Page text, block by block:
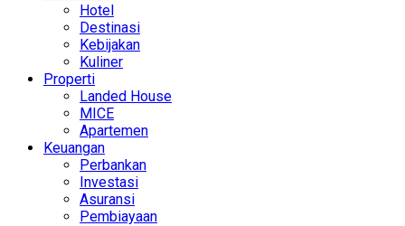
Hotel
Destinasi
Kebijakan
Kuliner
Properti
Landed House
MICE
Apartemen
Keuangan
Perbankan
Investasi
Asuransi
Pembiayaan